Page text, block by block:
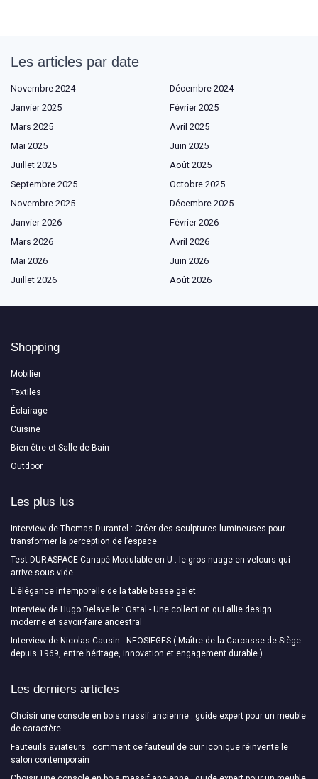
Les articles par date
Novembre 2024
Décembre 2024
Janvier 2025
Février 2025
Mars 2025
Avril 2025
Mai 2025
Juin 2025
Juillet 2025
Août 2025
Septembre 2025
Octobre 2025
Novembre 2025
Décembre 2025
Janvier 2026
Février 2026
Mars 2026
Avril 2026
Mai 2026
Juin 2026
Juillet 2026
Août 2026
Shopping
Mobilier
Textiles
Éclairage
Cuisine
Bien-être et Salle de Bain
Outdoor
Les plus lus
Interview de Thomas Durantel : Créer des sculptures lumineuses pour
transformer la perception de l’espace
Test DURASPACE Canapé Modulable en U : le gros nuage en velours qui
arrive sous vide
L'élégance intemporelle de la table basse galet
Interview de Hugo Delavelle : Ostal - Une collection qui allie design
moderne et savoir-faire ancestral
Interview de Nicolas Causin : NEOSIEGES ( Maître de la Carcasse de Siège
depuis 1969, entre héritage, innovation et engagement durable )
Les derniers articles
Choisir une console en bois massif ancienne : guide expert pour un meuble
de caractère
Fauteuils aviateurs : comment ce fauteuil de cuir iconique réinvente le
salon contemporain